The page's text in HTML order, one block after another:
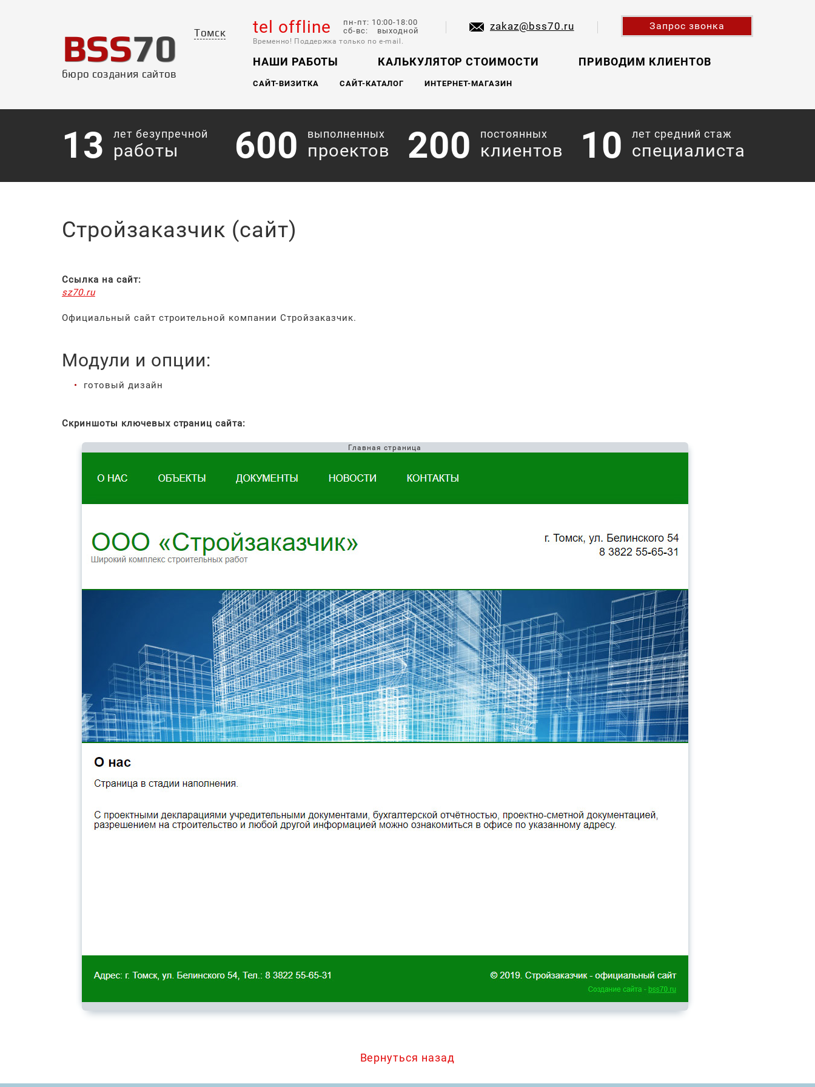
BSS70
бюро создания сайтов
Томск tel offline
пн-пт: 10:00-18:00
сб-вс: выходной
Временно! Поддержка только по e-mail.
zakaz@bss70.ru Запрос звонка
НАШИ РАБОТЫ КАЛЬКУЛЯТОР СТОИМОСТИ ПРИВОДИМ КЛИЕНТОВ
САЙТ-ВИЗИТКА САЙТ-КАТАЛОГ ИНТЕРНЕТ-МАГАЗИН
13 лет безупречной
работы 600 выполненных
проектов 200 постоянных
клиентов 10 лет средний стаж
специалиста
Стройзаказчик (сайт)
Ссылка на сайт:
sz70.ru
Официальный сайт строительной компании Стройзаказчик.
Модули и опции:
готовый дизайн
Скриншоты ключевых страниц сайта:
Главная страница
Вернуться назад